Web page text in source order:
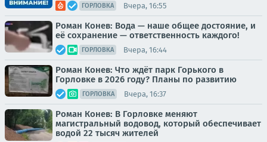
ГОРЛОВКА Вчера, 16:55
Роман Конев: Вода — наше общее достояние, и
её сохранение — ответственность каждого!
ГОРЛОВКА Вчера, 16:44
Роман Конев: Что ждёт парк Горького в
Горловке в 2026 году? Планы по развитию
ГОРЛОВКА Вчера, 16:37
Роман Конев: В Горловке меняют
магистральный водовод, который обеспечивает
водой 22 тысяч жителей